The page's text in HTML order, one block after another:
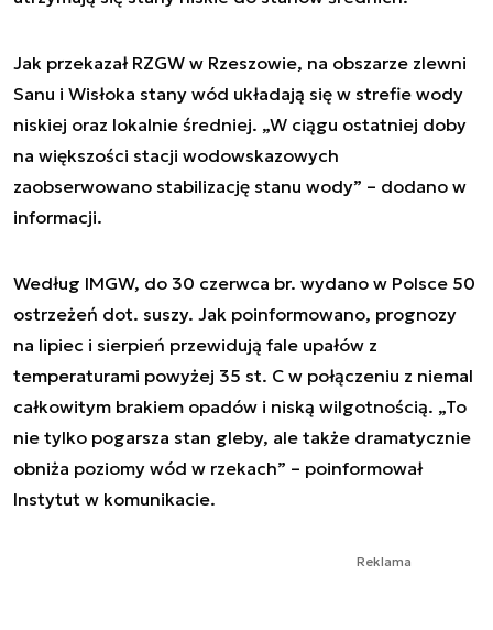
Jak przekazał RZGW w Rzeszowie, na obszarze zlewni
Sanu i Wisłoka stany wód układają się w strefie wody
niskiej oraz lokalnie średniej. „W ciągu ostatniej doby
na większości stacji wodowskazowych
zaobserwowano stabilizację stanu wody” – dodano w
informacji.
Według IMGW, do 30 czerwca br. wydano w Polsce 50
ostrzeżeń dot. suszy. Jak poinformowano, prognozy
na lipiec i sierpień przewidują fale upałów z
temperaturami powyżej 35 st. C w połączeniu z niemal
całkowitym brakiem opadów i niską wilgotnością. „To
nie tylko pogarsza stan gleby, ale także dramatycznie
obniża poziomy wód w rzekach” – poinformował
Instytut w komunikacie.
Reklama